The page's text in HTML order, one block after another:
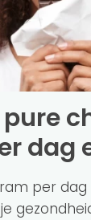
dag
per dag